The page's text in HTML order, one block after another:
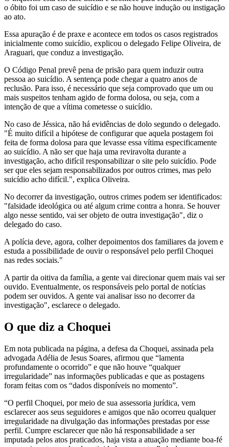
o óbito foi um caso de suicídio e se não houve indução ou instigação
ao ato.
Essa apuração é de praxe e acontece em todos os casos registrados
inicialmente como suicídio, explicou o delegado Felipe Oliveira, de
Araguari, que conduz a investigação.
O Código Penal prevê pena de prisão para quem induzir outra
pessoa ao suicídio. A sentença pode chegar a quatro anos de
reclusão. Para isso, é necessário que seja comprovado que um ou
mais suspeitos tenham agido de forma dolosa, ou seja, com a
intenção de que a vítima cometesse o suicídio.
No caso de Jéssica, não há evidências de dolo segundo o delegado.
"É muito difícil a hipótese de configurar que aquela postagem foi
feita de forma dolosa para que levasse essa vítima especificamente
ao suicídio. A não ser que haja uma reviravolta durante a
investigação, acho difícil responsabilizar o site pelo suicídio. Pode
ser que eles sejam responsabilizados por outros crimes, mas pelo
suicídio acho difícil.", explica Oliveira.
No decorrer da investigação, outros crimes podem ser identificados:
"falsidade ideológica ou até algum crime contra a honra. Se houver
algo nesse sentido, vai ser objeto de outra investigação", diz o
delegado do caso.
A polícia deve, agora, colher depoimentos dos familiares da jovem e
estuda a possibilidade de ouvir o responsável pelo perfil Choquei
nas redes sociais."
A partir da oitiva da família, a gente vai direcionar quem mais vai ser
ouvido. Eventualmente, os responsáveis pelo portal de notícias
podem ser ouvidos. A gente vai analisar isso no decorrer da
investigação", esclarece o delegado.
O que diz a Choquei
Em nota publicada na página, a defesa da Choquei, assinada pela
advogada Adélia de Jesus Soares, afirmou que “lamenta
profundamente o ocorrido” e que não houve “qualquer
irregularidade” nas informações publicadas e que as postagens
foram feitas com os “dados disponíveis no momento”.
“O perfil Choquei, por meio de sua assessoria jurídica, vem
esclarecer aos seus seguidores e amigos que não ocorreu qualquer
irregularidade na divulgação das informações prestadas por esse
perfil. Cumpre esclarecer que não há responsabilidade a ser
imputada pelos atos praticados, haja vista a atuação mediante boa-fé